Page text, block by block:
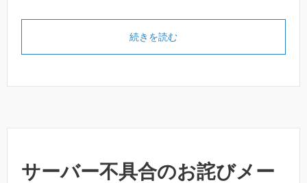
続きを読む
サーバー不具合のお詫びメー